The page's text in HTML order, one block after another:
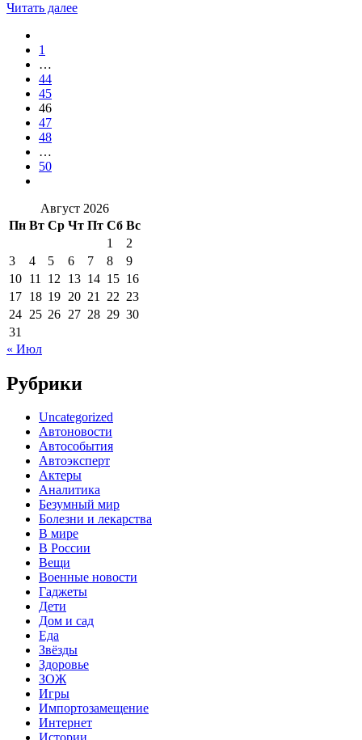
Читать далее
1
…
44
45
46
47
48
…
50
Август 2026
Пн Вт Ср Чт Пт Сб Вс
1
2
3
4 5 6 7 8
9
10 11 12 13 14 15 16
17 18 19 20 21 22 23
24 25 26 27 28 29 30
31
« Июл
Рубрики
Uncategorized
Автоновости
Автособытия
Автоэксперт
Актеры
Аналитика
Безумный мир
Болезни и лекарства
В мире
В России
Вещи
Военные новости
Гаджеты
Дети
Дом и сад
Еда
Звёзды
Здоровье
ЗОЖ
Игры
Импортозамещение
Интернет